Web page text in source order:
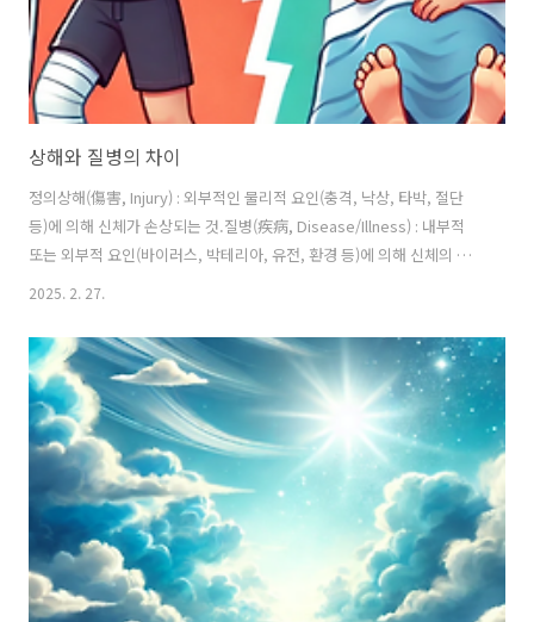
상해와 질병의 차이
정의상해(傷害, Injury) : 외부적인 물리적 요인(충격, 낙상, 타박, 절단
등)에 의해 신체가 손상되는 것.질병(疾病, Disease/Illness) : 내부적
또는 외부적 요인(바이러스, 박테리아, 유전, 환경 등)에 의해 신체의 정
상적인 기능이 저하되거나 이상이 생기는
병 : 병원균 감염, 유전적 요인, 면역 이상, 환경적 요인 등진행 과정상해 :
순간적으로 발생하며 외상으로 나타남 (예: 뼈 골절, 타박상, 화상 등)질
병 : 점진적으로 진행되거나 감염 후 일정한 잠복기를 거침 (예: 감기, 고
혈압, 당뇨병 등)치료 방법상..
2025. 2. 27.